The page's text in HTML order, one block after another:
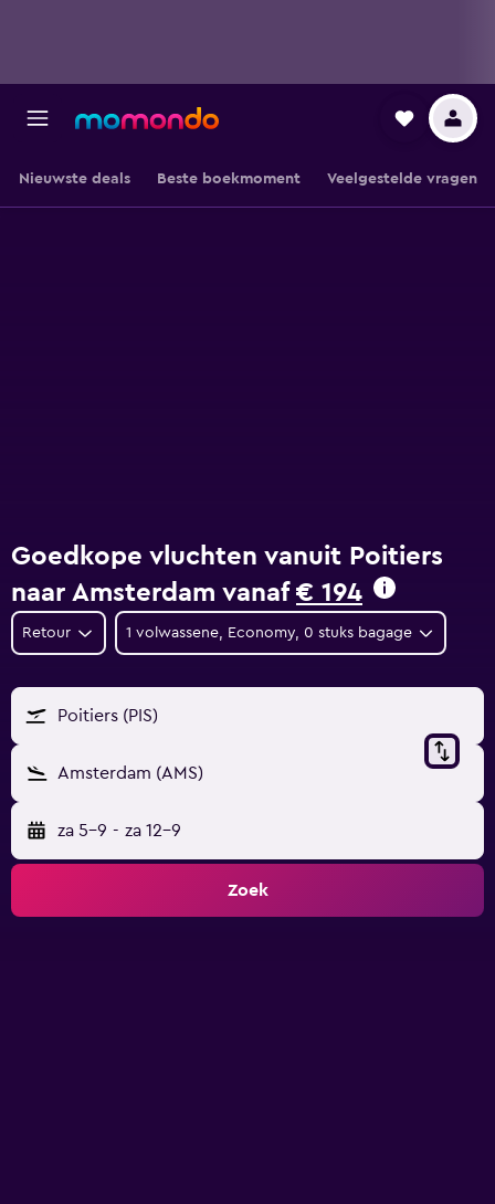
Nieuwste deals Beste boekmoment Veelgestelde vragen
Goedkope vluchten vanuit Poitiers
naar Amsterdam vanaf € 194
Retour 1 volwassene, Economy, 0 stuks bagage
Poitiers (PIS)
Amsterdam (AMS)
za 5-9 - za 12-9
Zoek